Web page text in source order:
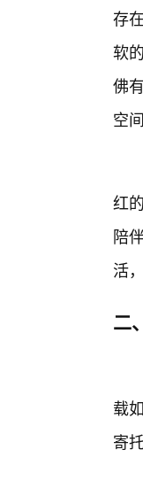
存
软
佛
空间
红
陪
活
二
载
寄